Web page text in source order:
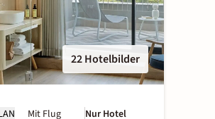
22 Hotelbilder
Mit Flug
Nur Hotel